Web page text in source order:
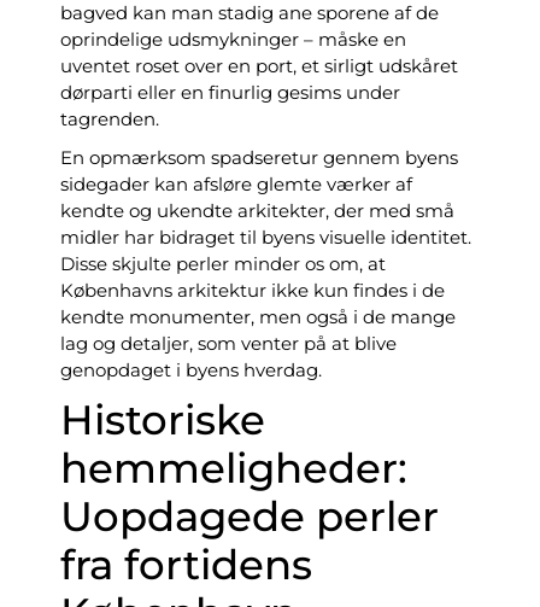
bagved kan man stadig ane sporene af de
oprindelige udsmykninger – måske en
uventet roset over en port, et sirligt udskåret
dørparti eller en finurlig gesims under
tagrenden.
En opmærksom spadseretur gennem byens
sidegader kan afsløre glemte værker af
kendte og ukendte arkitekter, der med små
midler har bidraget til byens visuelle identitet.
Disse skjulte perler minder os om, at
Københavns arkitektur ikke kun findes i de
kendte monumenter, men også i de mange
lag og detaljer, som venter på at blive
genopdaget i byens hverdag.
Historiske
hemmeligheder:
Uopdagede perler
fra fortidens